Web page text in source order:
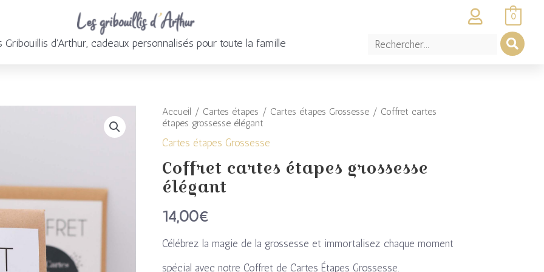
Gribouillis d'Arthur, cadeaux personnalisés pour toute la famille
0
Accueil / Cartes étapes / Cartes étapes Grossesse / Coffret cartes
étapes grossesse élégant
Cartes étapes Grossesse
Coffret cartes étapes grossesse
élégant
14,00€
Célébrez la magie de la grossesse et immortalisez chaque moment
spécial avec notre Coffret de Cartes Étapes Grossesse.
quantité
de
Coffret
cartes
étapes
grossesse
élégant